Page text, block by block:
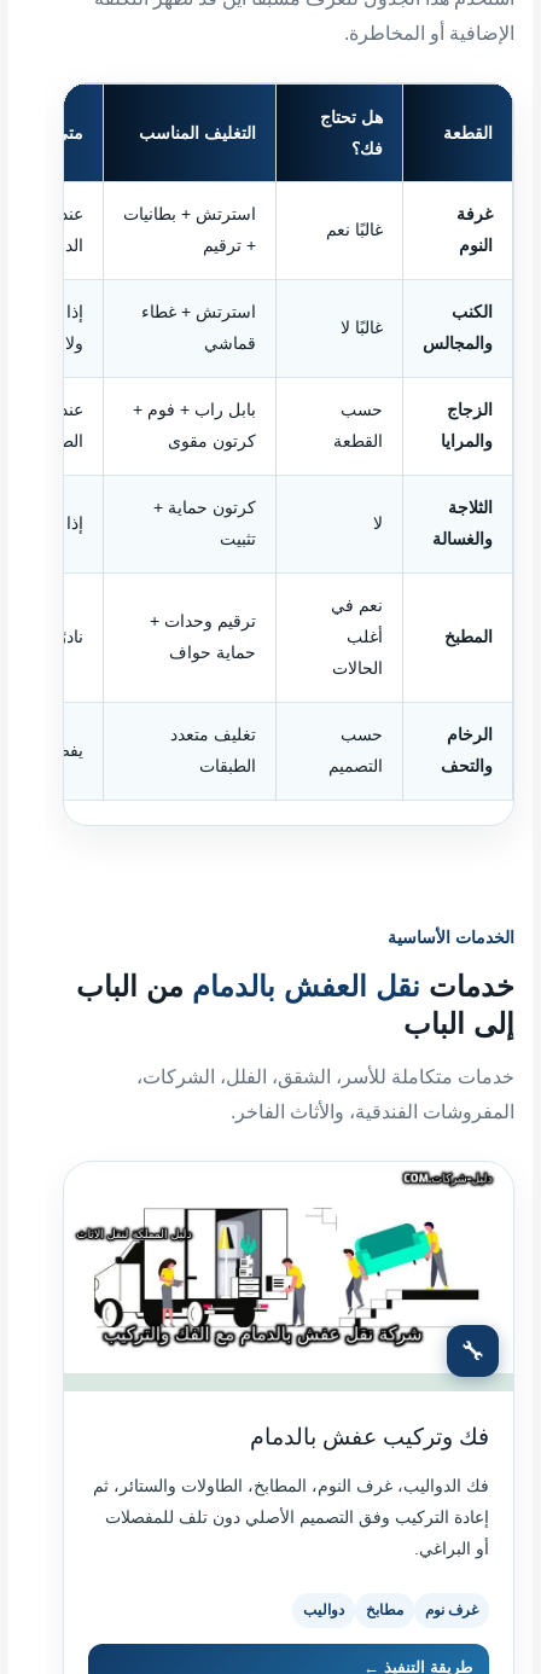
الإضافية أو المخاطرة.
القطعة
هل تحتاج
فك؟
التغليف المناسب متى تحتاج
غرفة
النوم
غالبًا نعم
استرتش + بطانيات
+ ترقيم
عند ضيق
الدولاب
الكنب
والمجالس
غالبًا لا
استرتش + غطاء
قماشي
إذا كان
ولا يمر من
الزجاج
والمرايا
حسب
القطعة
بابل راب + فوم +
كرتون مقوى
عند الحجم
الطوابق
الثلاجة
والغسالة
لا
كرتون حماية +
تثبيت
إذا كان
المطبخ
نعم في
أغلب
الحالات
ترقيم وحدات +
حماية حواف
نادرًا،
الرخام
والتحف
حسب
التصميم
تغليف متعدد
الطبقات
يفضل عند
الخدمات الأساسية
خدمات نقل العفش بالدمام من الباب
إلى الباب
خدمات متكاملة للأسر، الشقق، الفلل، الشركات،
المفروشات الفندقية، والأثاث الفاخر.
🔧
فك وتركيب عفش بالدمام
فك الدواليب، غرف النوم، المطابخ، الطاولات والستائر، ثم
إعادة التركيب وفق التصميم الأصلي دون تلف للمفصلات
أو البراغي.
غرف نوم مطابخ دواليب
طريقة التنفيذ ←